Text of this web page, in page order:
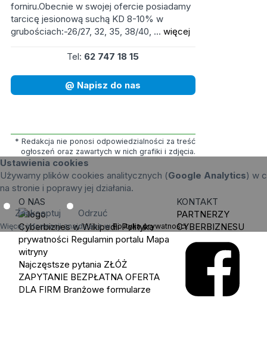
forniru.Obecnie w swojej ofercie posiadamy
tarcicę jesionową suchą KD 8-10% w
grubościach:-26/27, 32, 35, 38/40, ... więcej
Tel: 62 747 18 15
@ Napisz do nas
* Redakcja nie ponosi odpowiedzialności za treść
ogłoszeń oraz zawartych w nich grafiki i zdjęcia.
Ustawienia cookies
Używamy plików cookies analitycznych (Google Analytics) w
na stronie i poprawy jej działania.
Zaakceptuj Odrzuć
Więcej informacji znajdziesz wPolityka prywatności.
O NAS
Cyberbiznes w Wikipedii Polityka
prywatności Regulamin portalu Mapa
witryny
Najczęstsze pytania ZŁÓŻ
ZAPYTANIE BEZPŁATNA OFERTA
DLA FIRM Branżowe formularze
KONTAKT
PARTNERZY
CYBERBIZNESU